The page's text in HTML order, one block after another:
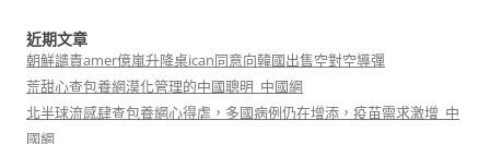
近期文章
朝鮮譴責amer億嵐升降桌ican同意向韓國出售空對空導彈
荒甜心查包養網漠化管理的中國聰明_中國網
北半球流感肆查包養網心得虐，多國病例仍在增添，疫苗需求激增_中
國網